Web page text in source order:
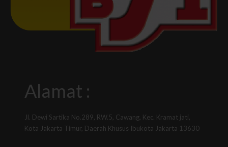
Alamat :
Jl. Dewi Sartika No.289, RW.5, Cawang, Kec. Kramat jati,
Kota Jakarta Timur, Daerah Khusus Ibukota Jakarta 13630